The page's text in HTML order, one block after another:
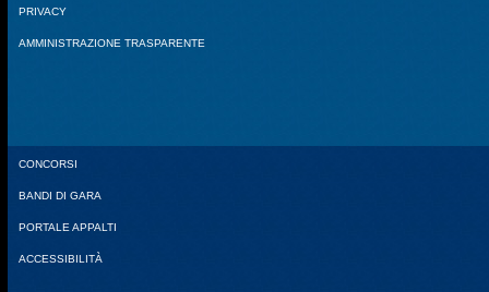
PRIVACY
AMMINISTRAZIONE TRASPARENTE
CONCORSI
BANDI DI GARA
PORTALE APPALTI
ACCESSIBILITÀ